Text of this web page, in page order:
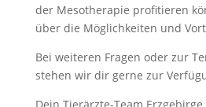
der Mesotherapie profitieren
über die Möglichkeiten und
Bei weiteren Fragen oder zur
stehen wir dir gerne zur